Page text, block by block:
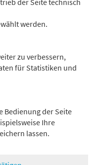
werden.
zu verbessern,
für Statistiken und
Bedienung der Seite
Ihre
lassen.
und ein Escape-Game,
die Auszubildenden des
im Business-Bereich hat
geholfen, dass man
mit Vorgesetzten, viel
Schriftverkehr mit
den Inhalt so präzise
das macht mir Spaß.